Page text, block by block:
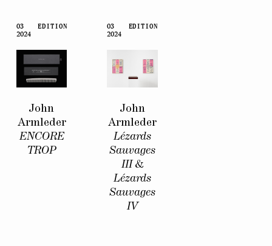
03
2024
EDITION
John
Armleder
ENCORE
TROP
03
2024
EDITION
John
Armleder
Lézards
Sauvages
III&
Lézards
Sauvages
IV